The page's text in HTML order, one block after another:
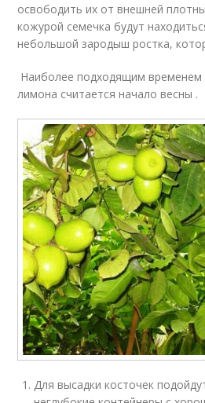
освободить их от внешней
кожурой семечка будут
небольшой зародыш ростка,
Наиболее подходящим временем
лимона считается начало весны .
Для высадки косточек